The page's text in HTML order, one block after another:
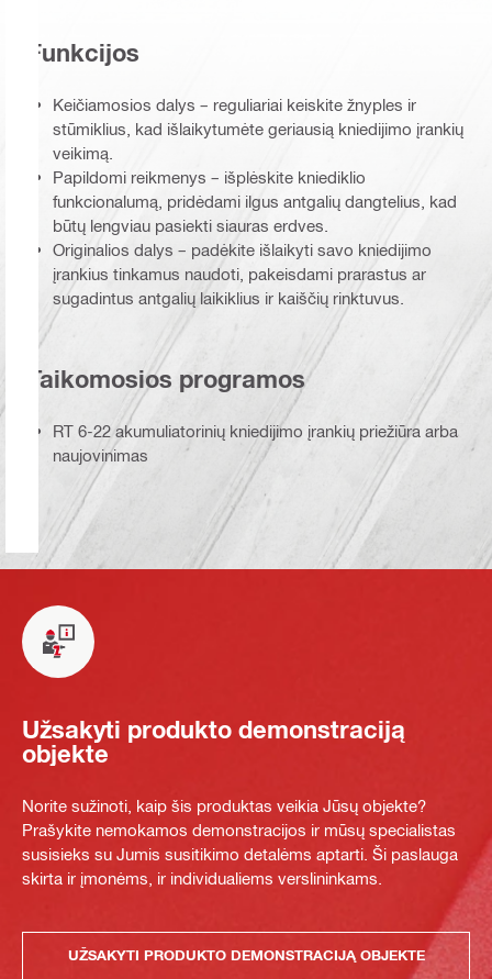
Funkcijos
Keičiamosios dalys – reguliariai keiskite žnyples ir
stūmiklius, kad išlaikytumėte geriausią kniedijimo įrankių
veikimą.
Papildomi reikmenys – išplėskite kniediklio
funkcionalumą, pridėdami ilgus antgalių dangtelius, kad
būtų lengviau pasiekti siauras erdves.
Originalios dalys – padėkite išlaikyti savo kniedijimo
įrankius tinkamus naudoti, pakeisdami prarastus ar
sugadintus antgalių laikiklius ir kaiščių rinktuvus.
Taikomosios programos
RT 6-22 akumuliatorinių kniedijimo įrankių priežiūra arba
naujovinimas
Užsakyti produkto demonstraciją
objekte
Norite sužinoti, kaip šis produktas veikia Jūsų objekte?
Prašykite nemokamos demonstracijos ir mūsų specialistas
susisieks su Jumis susitikimo detalėms aptarti. Ši paslauga
skirta ir įmonėms, ir individualiems verslininkams.
UŽSAKYTI PRODUKTO DEMONSTRACIJĄ OBJEKTE